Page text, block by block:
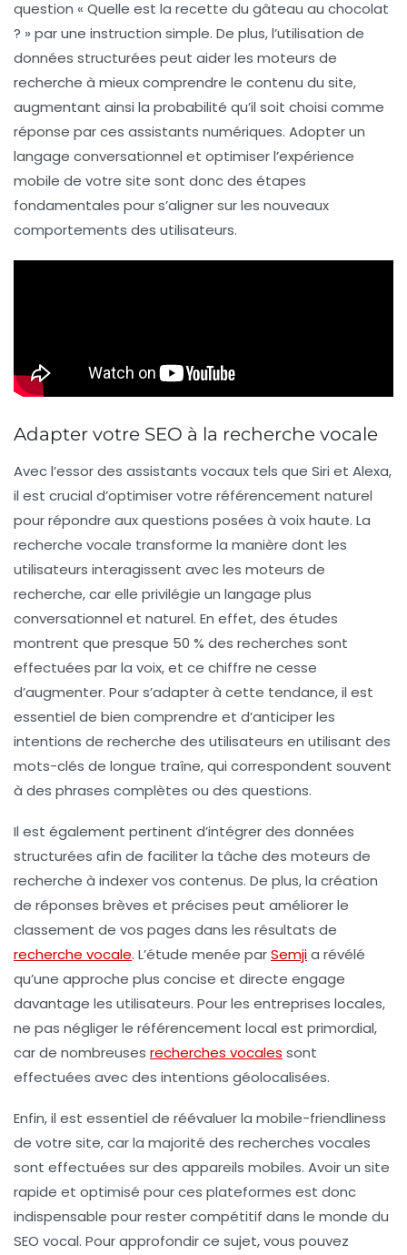
question « Quelle est la recette du gâteau au chocolat
? » par une instruction simple. De plus, l’utilisation de
données structurées peut aider les moteurs de
recherche à mieux comprendre le contenu du site,
augmentant ainsi la probabilité qu’il soit choisi comme
réponse par ces assistants numériques. Adopter un
langage conversationnel et optimiser l’expérience
mobile de votre site sont donc des étapes
fondamentales pour s’aligner sur les nouveaux
comportements des utilisateurs.
Adapter votre SEO à la recherche vocale
Avec l’essor des assistants vocaux tels que Siri et Alexa,
il est crucial d’optimiser votre référencement naturel
pour répondre aux questions posées à voix haute. La
recherche vocale transforme la manière dont les
utilisateurs interagissent avec les moteurs de
recherche, car elle privilégie un langage plus
conversationnel et naturel. En effet, des études
montrent que presque 50 % des recherches sont
effectuées par la voix, et ce chiffre ne cesse
d’augmenter. Pour s’adapter à cette tendance, il est
essentiel de bien comprendre et d’anticiper les
intentions de recherche des utilisateurs en utilisant des
mots-clés de longue traîne, qui correspondent souvent
à des phrases complètes ou des questions.
Il est également pertinent d’intégrer des données
structurées afin de faciliter la tâche des moteurs de
recherche à indexer vos contenus. De plus, la création
de réponses brèves et précises peut améliorer le
classement de vos pages dans les résultats de
recherche vocale. L’étude menée parSemjia révélé
qu’une approche plus concise et directe engage
davantage les utilisateurs. Pour les entreprises locales,
ne pas négliger le référencement local est primordial,
car de nombreuses recherches vocales sont
effectuées avec des intentions géolocalisées.
Enfin, il est essentiel de réévaluer la mobile-friendliness
de votre site, car la majorité des recherches vocales
sont effectuées sur des appareils mobiles. Avoir un site
rapide et optimisé pour ces plateformes est donc
indispensable pour rester compétitif dans le monde du
SEO vocal. Pour approfondir ce sujet, vous pouvez